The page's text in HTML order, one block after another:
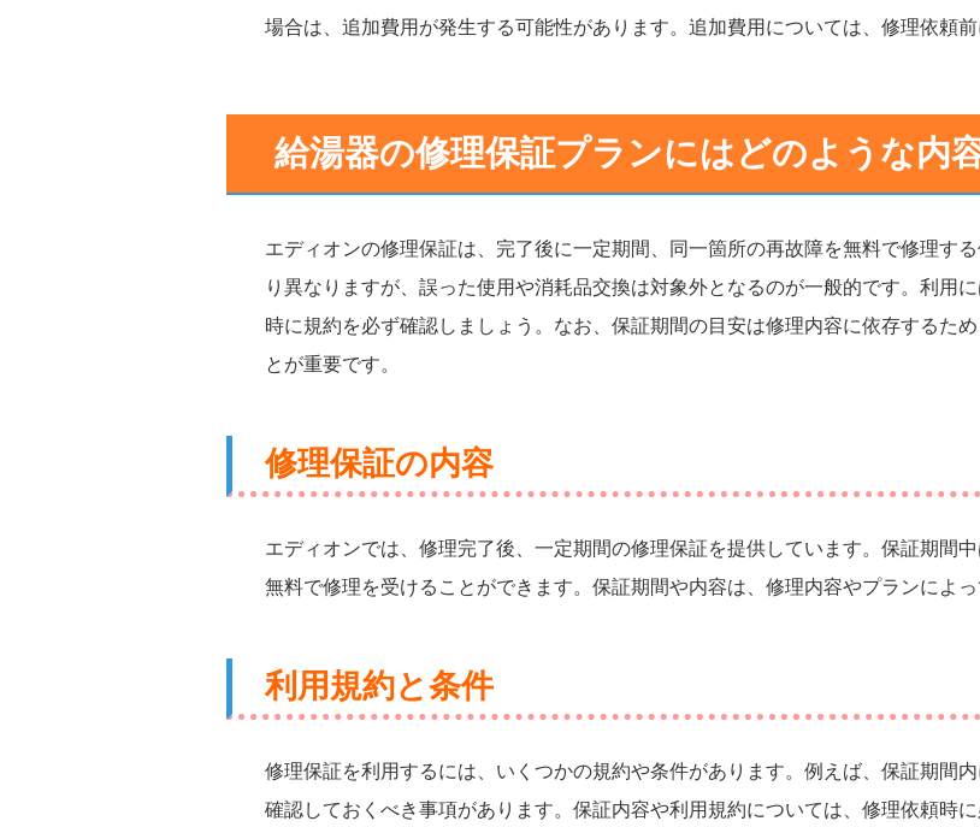
場合は、追加費用が発生する可能性があります。追加費用については、修理依頼
給湯器の修理保証プランにはどのような内
エディオンの修理保証は、完了後に一定期間、同一箇所の再故障を無料で修理す
り異なりますが、誤った使用や消耗品交換は対象外となるのが一般的です。利用
時に規約を必ず確認しましょう。なお、保証期間の目安は修理内容に依存するた
とが重要です。
修理保証の内容
エディオンでは、修理完了後、一定期間の修理保証を提供しています。保証期間
無料で修理を受けることができます。保証期間や内容は、修理内容やプランによっ
利用規約と条件
修理保証を利用するには、いくつかの規約や条件があります。例えば、保証期間
確認しておくべき事項があります。保証内容や利用規約については、修理依頼時